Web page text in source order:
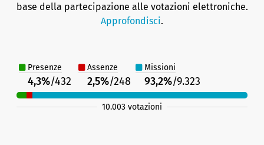
base della partecipazione alle votazioni elettroniche.
Approfondisci.
Presenze Assenze Missioni
4,3%/432 2,5%/248 93,2%/9.323
10.003 votazioni